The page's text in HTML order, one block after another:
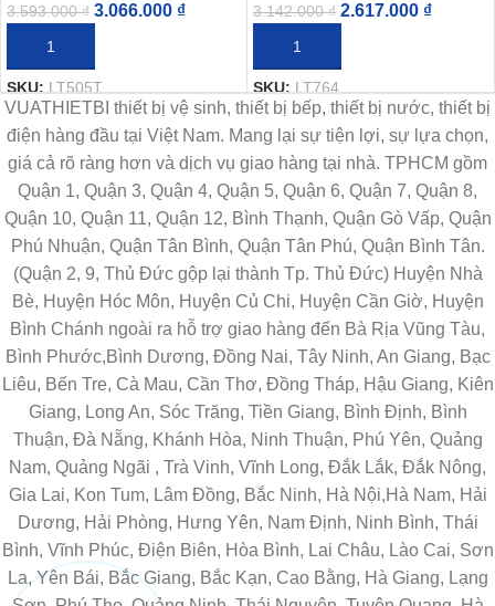
3.593.000₫ 3.066.000 ₫
THÊM VÀO GIỎ HÀNG
SKU:LT505T
3.142.000₫ 2.617.000 ₫
THÊM VÀO GIỎ HÀNG
SKU:LT764
VUATHIETBI thiết bị vệ sinh, thiết bị bếp, thiết bị nước, thiết bị
điện hàng đầu tại Việt Nam. Mang lại sự tiện lợi, sự lựa chọn,
giá cả rõ ràng hơn và dịch vụ giao hàng tại nhà. TPHCM gồm
Quận 1, Quận 3, Quận 4, Quận 5, Quận 6, Quận 7, Quận 8,
Quận 10, Quận 11, Quận 12, Bình Thạnh, Quận Gò Vấp, Quận
Phú Nhuận, Quận Tân Bình, Quận Tân Phú, Quận Bình Tân.
(Quận 2, 9, Thủ Đức gộp lại thành Tp. Thủ Đức) Huyện Nhà
Bè, Huyện Hóc Môn, Huyện Củ Chi, Huyện Cần Giờ, Huyện
Bình Chánh ngoài ra hỗ trợ giao hàng đến Bà Rịa Vũng Tàu,
Bình Phước,Bình Dương, Đồng Nai, Tây Ninh, An Giang, Bạc
Liêu, Bến Tre, Cà Mau, Cần Thơ, Đồng Tháp, Hậu Giang, Kiên
Giang, Long An, Sóc Trăng, Tiền Giang, Bình Định, Bình
Thuận, Đà Nẵng, Khánh Hòa, Ninh Thuận, Phú Yên, Quảng
Nam, Quảng Ngãi , Trà Vinh, Vĩnh Long, Đắk Lắk, Đắk Nông,
Gia Lai, Kon Tum, Lâm Đồng, Bắc Ninh, Hà Nội,Hà Nam, Hải
Dương, Hải Phòng, Hưng Yên, Nam Định, Ninh Bình, Thái
Bình, Vĩnh Phúc, Điện Biên, Hòa Bình, Lai Châu, Lào Cai, Sơn
La, Yên Bái, Bắc Giang, Bắc Kạn, Cao Bằng, Hà Giang, Lạng